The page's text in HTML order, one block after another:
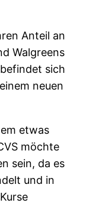
Anteil an
Walgreens
sich
neuen
etwas
möchte
sein, da es
und in